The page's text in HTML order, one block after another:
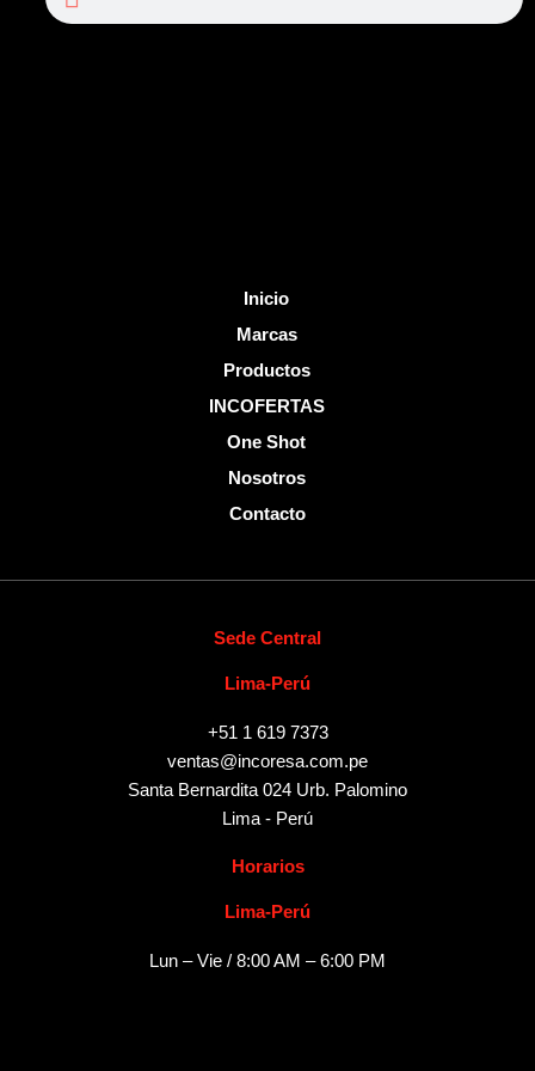
b
u
Inicio
Marcas
Productos
INCOFERTAS
One Shot
Nosotros
Contacto
Sede Central
Lima-Perú
+51 1 619 7373
ventas@incoresa.com.pe
Santa Bernardita 024 Urb. Palomino
Lima - Perú
Horarios
Lima-Perú
Lun – Vie / 8:00 AM – 6:00 PM